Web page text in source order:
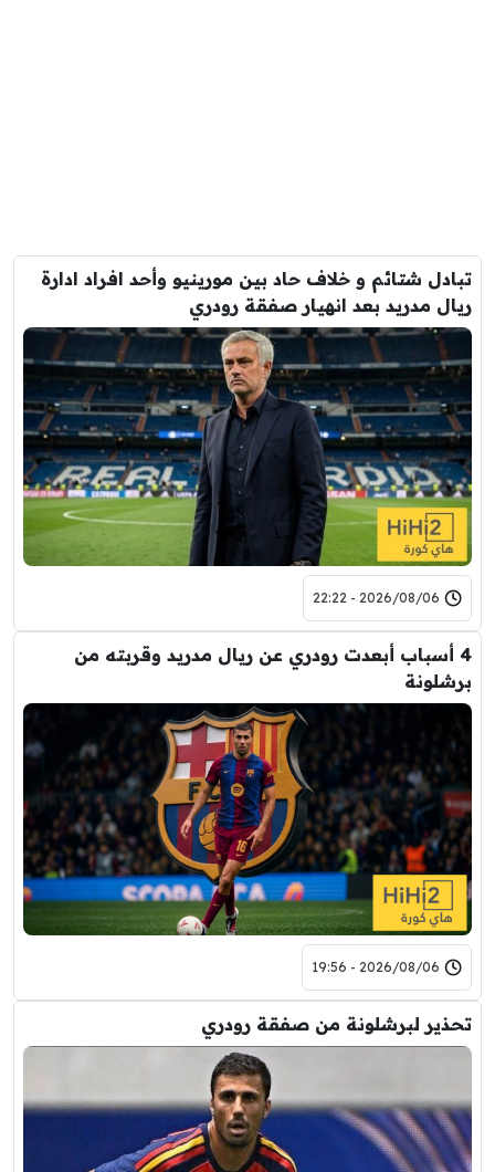
تبادل شتائم و خلاف حاد بين مورينيو وأحد افراد ادارة
ريال مدريد بعد انهيار صفقة رودري
2026/08/06 - 22:22
4 أسباب أبعدت رودري عن ريال مدريد وقربته من
برشلونة
2026/08/06 - 19:56
تحذير لبرشلونة من صفقة رودري